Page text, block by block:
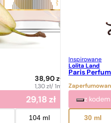
38,90zł
1,30zł/ 1ml
29,18zł
104 ml
Inspirowane
Lolita Land
Paris
z
30 ml